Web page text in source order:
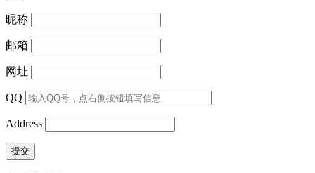
昵称
邮箱
网址
QQ
Address